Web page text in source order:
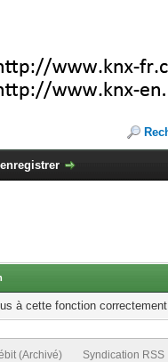
à cette fonction
(Archivé) Syndication RSS